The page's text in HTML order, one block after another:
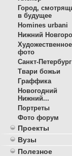
Город,
в будущее
Homines urbani
Нижний
Художественное
фото
Санкт-Петербург
Твари божьи
Граффика
Новогодний
Нижний...
Портреты
Фото форум
Проекты
Вузы
Полезное